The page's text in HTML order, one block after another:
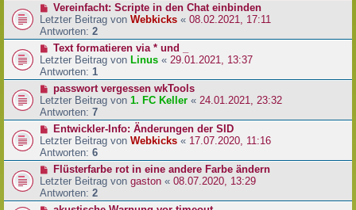
Vereinfacht: Scripte in den Chat einbinden
Letzter Beitrag von Webkicks « 08.02.2021, 17:11
Antworten: 2
Text formatieren via * und _
Letzter Beitrag von Linus « 29.01.2021, 13:37
Antworten: 1
passwort vergessen wkTools
Letzter Beitrag von 1. FC Keller « 24.01.2021, 23:32
Antworten: 7
Entwickler-Info: Änderungen der SID
Letzter Beitrag von Webkicks « 17.07.2020, 11:16
Antworten: 6
Flüsterfarbe rot in eine andere Farbe ändern
Letzter Beitrag von gaston « 08.07.2020, 13:29
Antworten: 2